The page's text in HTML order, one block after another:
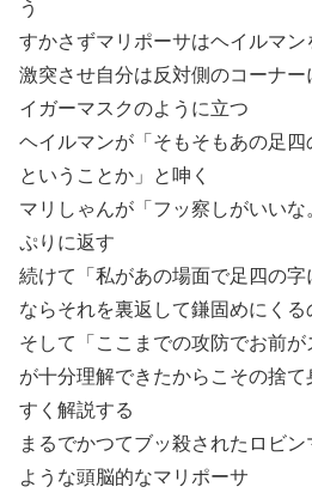
う
すかさずマリポーサはヘイルマ
激突させ自分は反対側のコーナ
イガーマスクのように立つ
ヘイルマンが「そもそもあの足
ということか」と呻く
マリしゃんが「フッ察しがいい
ぷりに返す
続けて「私があの場面で足四の字
ならそれを裏返して鎌固めにくる
そして「ここまでの攻防でお前
が十分理解できたからこその捨
すく解説する
まるでかつてブッ殺されたロビ
ような頭脳的なマリポーサ